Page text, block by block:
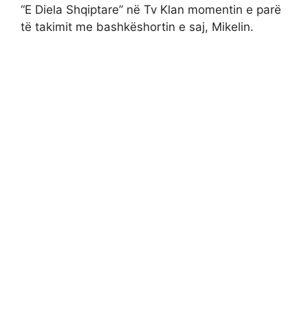
“E Diela Shqiptare” në Tv Klan momentin e parë
të takimit me bashkëshortin e saj, Mikelin.